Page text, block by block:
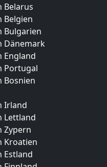
Belarus
Belgien
Bulgarien
Dänemark
England
Portugal
Bosnien
Irland
Lettland
Zypern
Kroatien
Estland